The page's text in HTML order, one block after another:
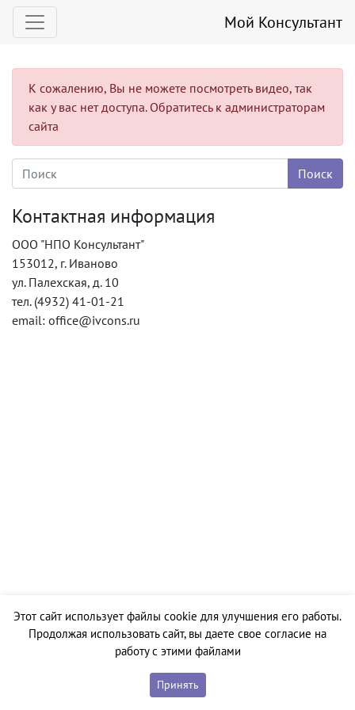
Мой Консультант
К сожалению, Вы не можете посмотреть видео, так
как у вас нет доступа. Обратитесь к администраторам
сайта
Контактная информация
ООО "НПО Консультант"
153012, г. Иваново
ул. Палехская, д. 10
тел. (4932) 41-01-21
email: office@ivcons.ru
Этот сайт использует файлы cookie для улучшения его работы.
Продолжая использовать сайт, вы даете свое согласие на
работу с этими файлами
Принять